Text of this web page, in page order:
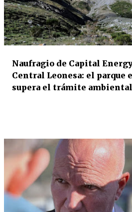
Naufragio de Capital
Central Leonesa: el parque
supera el trámite ambiental